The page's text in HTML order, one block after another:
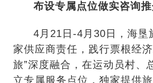
布设专属点位做实咨询
4月21日-4月30日，海垦
家供应商责任，践行票根经
旅”深度融合，在运动员村、
立专属服务点位，独家提供